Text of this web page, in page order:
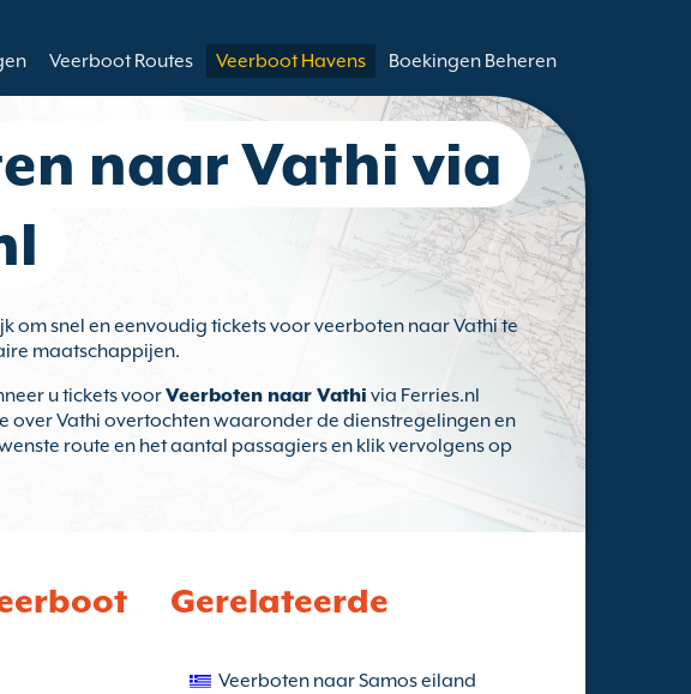
Veerboot Routes Veerboot Havens Boekingen Beheren
naar Vathi via
om snel en eenvoudig tickets voor veerboten naar Vathi te
maatschappijen.
u tickets voorVeerboten naar Vathi via Ferries.nl
over Vathi overtochten waaronder de dienstregelingen en
route en het aantal passagiers en klik vervolgens op
Gerelateerde
Veerboten naar Samos eiland